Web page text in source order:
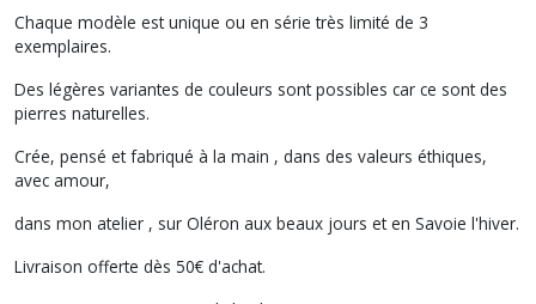
Chaque modèle est unique ou en série très limité de 3
exemplaires.
Des légères variantes de couleurs sont possibles car ce sont des
pierres naturelles.
Crée, pensé et fabriqué à la main , dans des valeurs éthiques,
avec amour,
dans mon atelier , sur Oléron aux beaux jours et en Savoie l'hiver.
Livraison offerte dès 50€ d'achat.